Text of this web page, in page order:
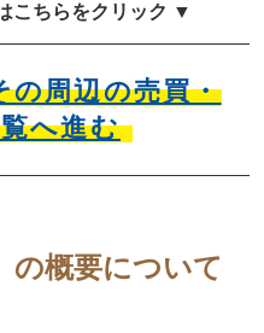
こちらをクリック ▼
の周辺の売買・
へ進む
の概要について